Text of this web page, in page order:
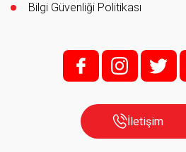
Bilgi Güvenliği Politikası
f; i; t
İletişim